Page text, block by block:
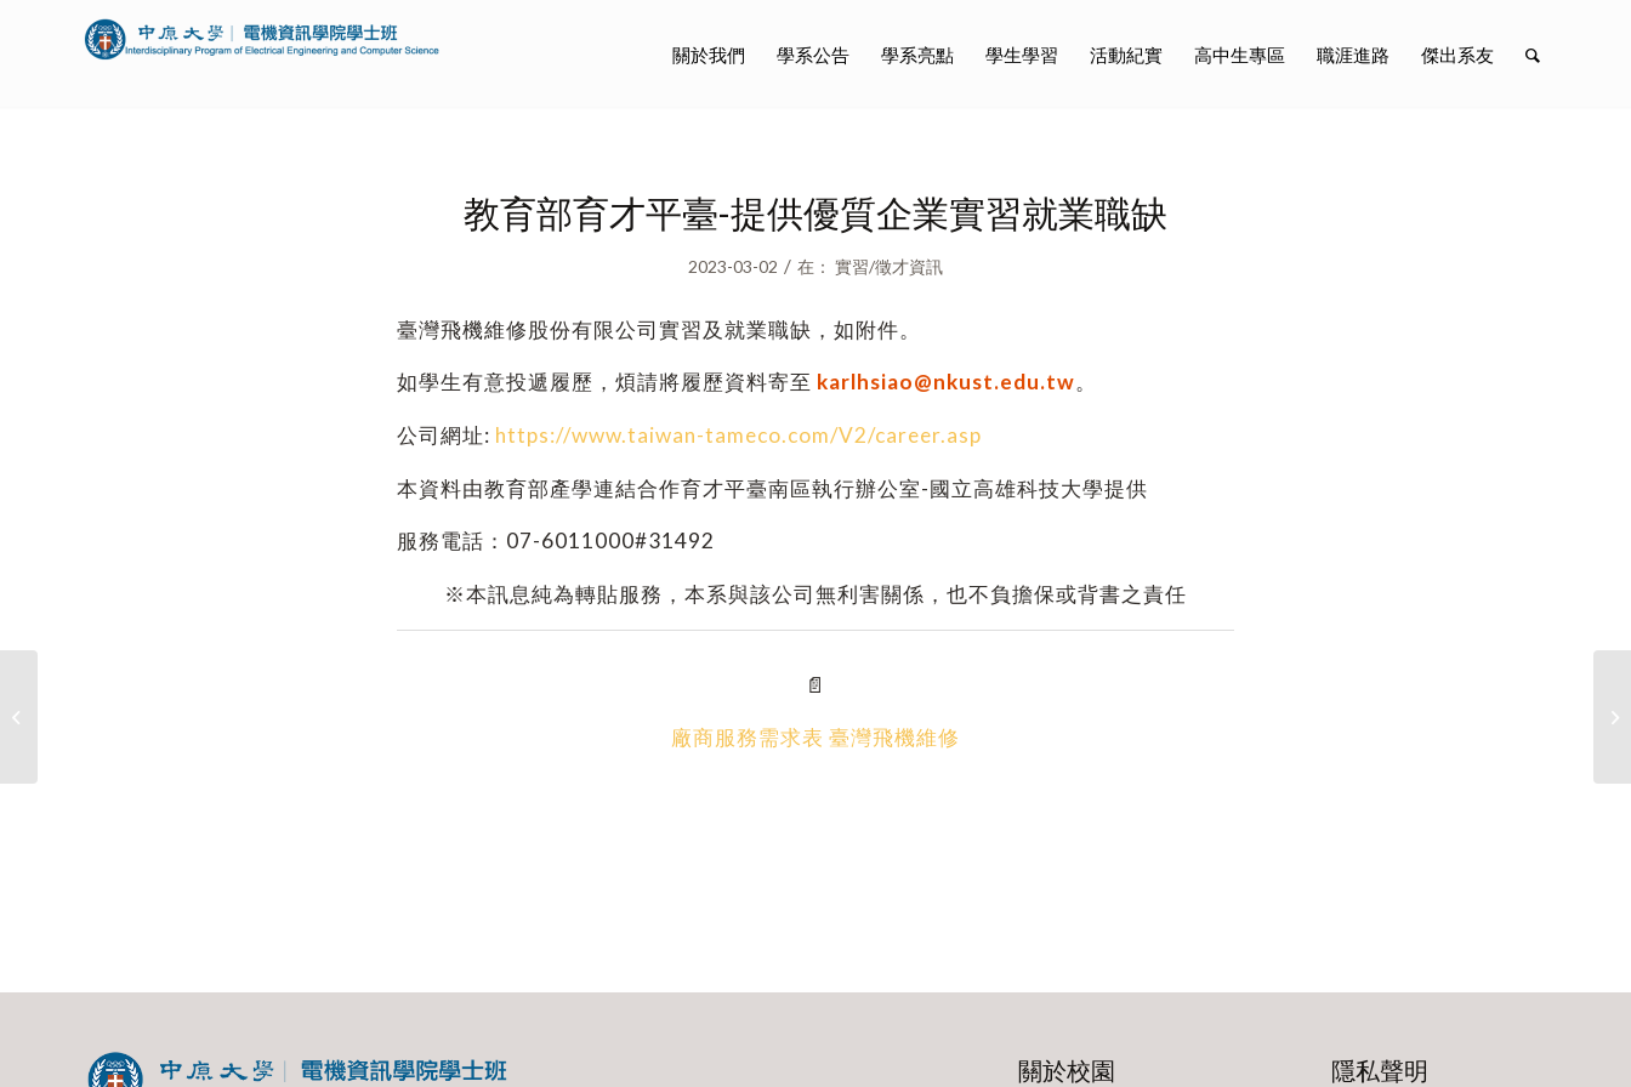
關於我們 學系公告 學系亮點 學生學習 活動紀實 高中生專區 職涯進路 傑出系友
教育部育才平臺-提供優質企業實習就業職缺
2023-03-02 / 在： 實習/徵才資訊
臺灣飛機維修股份有限公司實習及就業職缺，如附件。
如學生有意投遞履歷，煩請將履歷資料寄至 karlhsiao@nkust.edu.tw。
公司網址: https://www.taiwan-tameco.com/V2/career.asp
本資料由教育部產學連結合作育才平臺南區執行辦公室-國立高雄科技大學提供
服務電話：07-6011000#31492
※本訊息純為轉貼服務，本系與該公司無利害關係，也不負擔保或背書之責任
📄
廠商服務需求表 臺灣飛機維修
關於校園 隱私聲明